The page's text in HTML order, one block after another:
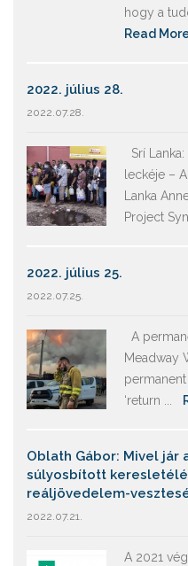
hogy a
Read
2022. július 28.
2022.07.28.
Srí
leckéje –
Lanka
Project
2022. július 25.
2022.07.25.
A
Meadway
‘return ...
Oblath Gábor: Mivel jár
súlyosbított
reáljövedelem-
2022.07.21.
A 2021